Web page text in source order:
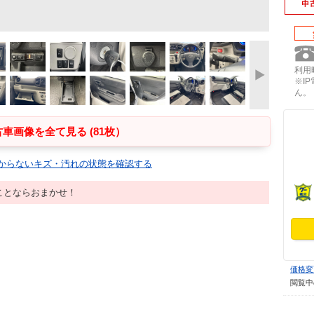
画像を全て見る (81枚）
らないキズ・汚れの状態を確認する
ならおまかせ！
利用
※IP
ん。
価格
閲覧